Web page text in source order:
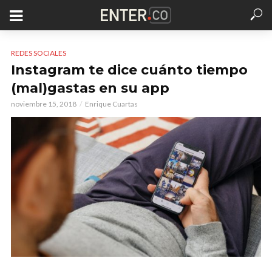
REDES SOCIALES
Instagram te dice cuánto tiempo
(mal)gastas en su app
noviembre 15, 2018 Enrique Cuartas